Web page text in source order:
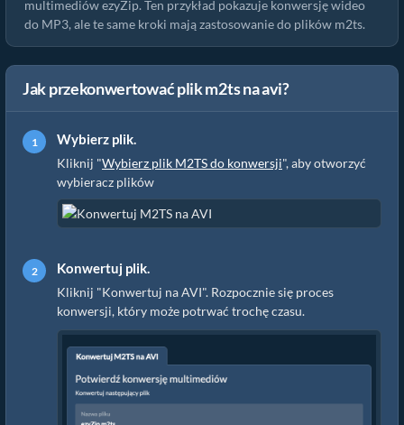
multimediów ezyZip. Ten przykład pokazuje konwersję wideo
do MP3, ale te same kroki mają zastosowanie do plików m2ts.
Jak przekonwertować plik m2ts na avi?
Wybierz plik.
Kliknij "Wybierz plik M2TS do konwersji", aby otworzyć
wybieracz plików
Konwertuj plik.
Kliknij "Konwertuj na AVI". Rozpocznie się proces
konwersji, który może potrwać trochę czasu.